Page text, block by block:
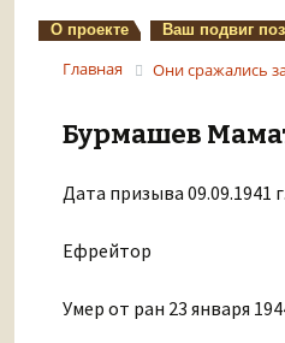
О проекте Ваш подвиг
Главная Они сражались
Бурмашев
Дата призыва 09.09.1941 г.
Ефрейтор
Умер от ран 23 января